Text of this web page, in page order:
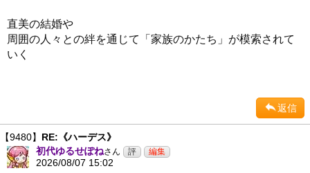
直美の結婚や
周囲の人々との絆を通じて「家族のかたち」が模索されて
いく
返信
【9480】 RE:《ハーデス》
初代ゆるせぽねさん
2026/08/07 15:02